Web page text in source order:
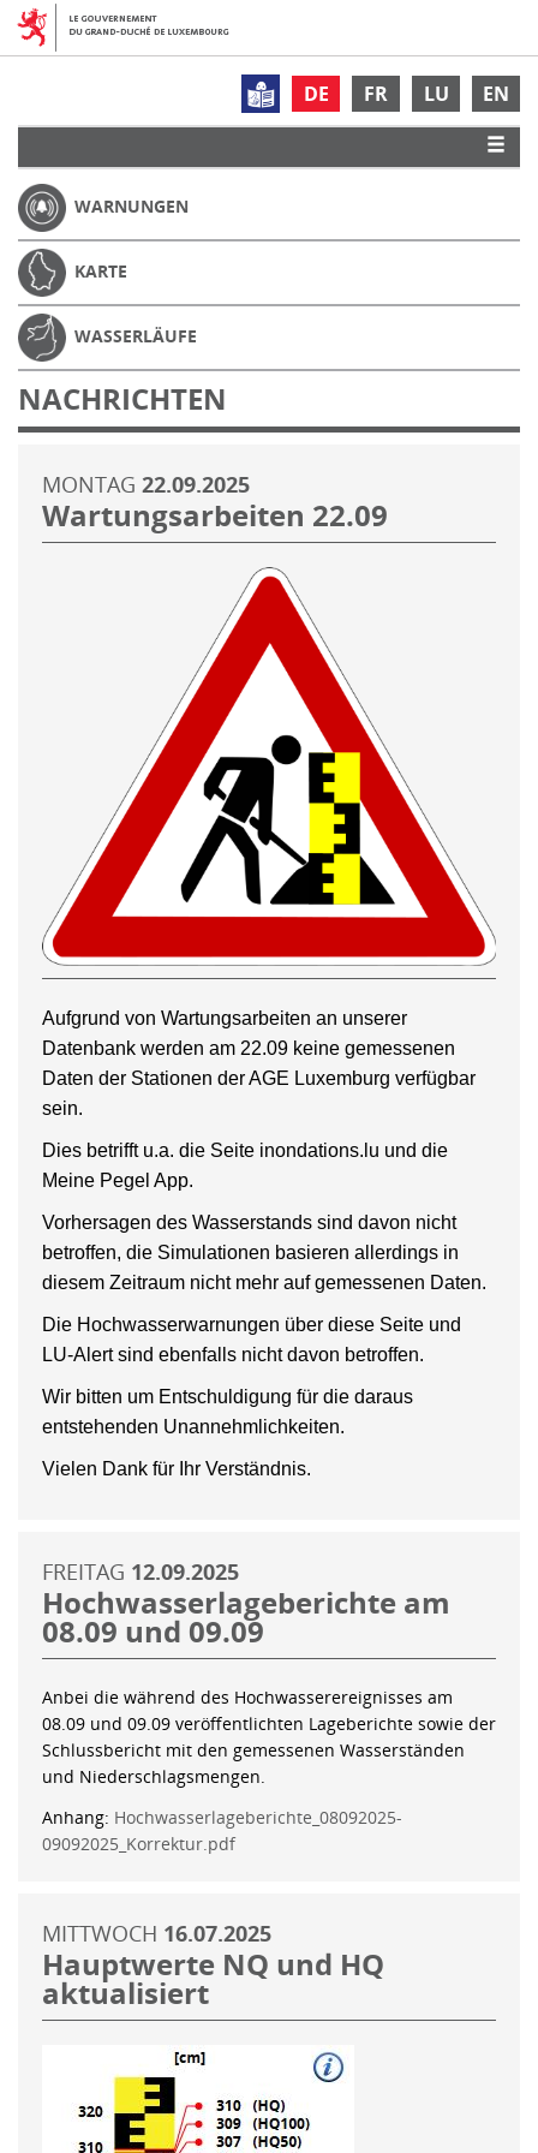
DE FR LU EN
WARNUNGEN
KARTE
WASSERLÄUFE
NACHRICHTEN
MONTAG 22.09.2025
Wartungsarbeiten 22.09
Aufgrund von Wartungsarbeiten an unserer
Datenbank werden am 22.09 keine gemessenen
Daten der Stationen der AGE Luxemburg verfügbar
sein.
Dies betrifft u.a. die Seite inondations.lu und die
Meine Pegel App.
Vorhersagen des Wasserstands sind davon nicht
betroffen, die Simulationen basieren allerdings in
diesem Zeitraum nicht mehr auf gemessenen Daten.
Die Hochwasserwarnungen über diese Seite und
LU-Alert sind ebenfalls nicht davon betroffen.
Wir bitten um Entschuldigung für die daraus
entstehenden Unannehmlichkeiten.
Vielen Dank für Ihr Verständnis.
FREITAG 12.09.2025
Hochwasserlageberichte am
08.09 und 09.09
Anbei die während des Hochwasserereignisses am
08.09 und 09.09 veröffentlichten Lageberichte sowie der
Schlussbericht mit den gemessenen Wasserständen
und Niederschlagsmengen.
Anhang: Hochwasserlageberichte_08092025-
09092025_Korrektur.pdf
MITTWOCH 16.07.2025
Hauptwerte NQ und HQ
aktualisiert